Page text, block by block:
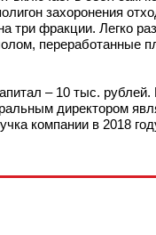
захоронения
три фракции. Легко
переработанные
– 10 тыс.
директором
компании в 2018